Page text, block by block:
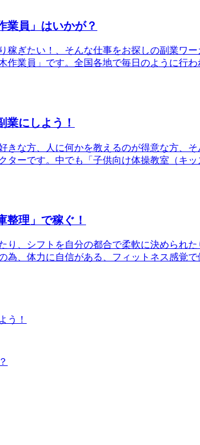
業員」はいかが？
稼ぎたい！、そんな仕事をお探しの副業ワ
作業員」です。全国各地で毎日のように行
業にしよう！
きな方、人に何かを教えるのが得意な方、
ターです。中でも「子供向け体操教室（キ
整理」で稼ぐ！
り、シフトを自分の都合で柔軟に決められ
、体力に自信がある、フィットネス感覚で
う！